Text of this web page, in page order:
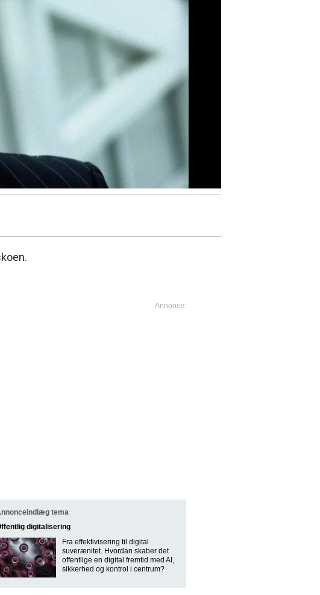
tema
digitalisering
Fra effektivisering til digital
suverænitet. Hvordan skaber det
offentlige en digital fremtid med AI,
sikkerhed og kontrol i centrum?